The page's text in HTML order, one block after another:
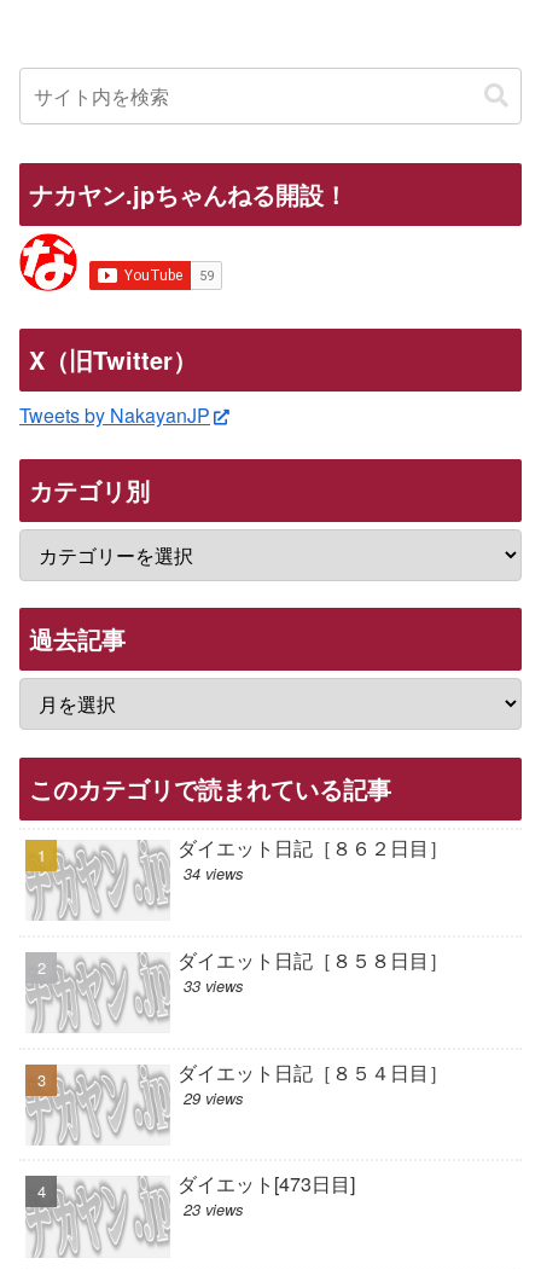
ナカヤン.jpちゃんねる開設！
X（旧Twitter）
Tweets by NakayanJP
カテゴリ別
過去記事
このカテゴリで読まれている記事
ダイエット日記［８６２日目］
34 views
ダイエット日記［８５８日目］
33 views
ダイエット日記［８５４日目］
29 views
ダイエット[473日目]
23 views